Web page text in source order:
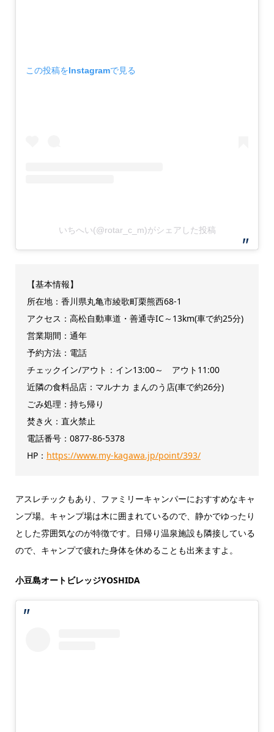
この投稿をInstagramで見る
いちへい(@rotar_c_m)がシェアした投稿
【基本情報】
所在地：香川県丸亀市綾歌町栗熊西68-1
アクセス：高松自動車道・善通寺IC～13km(車で約25分)
営業期間：通年
予約方法：電話
チェックイン/アウト：イン13:00～ アウト11:00
近隣の食料品店：マルナカ まんのう店(車で約26分)
ごみ処理：持ち帰り
焚き火：直火禁止
電話番号：0877-86-5378
HP： https://www.my-kagawa.jp/point/393/
アスレチックもあり、ファミリーキャンパーにおすすめなキャ
ンプ場。キャンプ場は木に囲まれているので、静かでゆったり
とした雰囲気なのが特徴です。日帰り温泉施設も隣接している
ので、キャンプで疲れた身体を休めることも出来ますよ。
小豆島オートビレッジYOSHIDA